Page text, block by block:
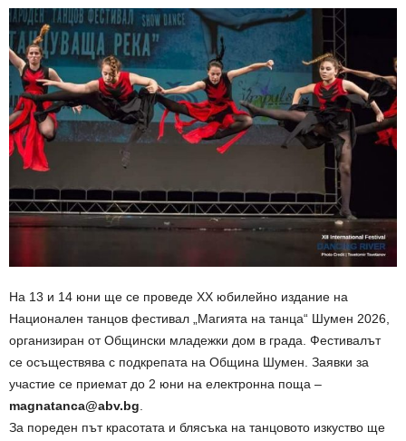
На 13 и 14 юни ще се проведе ХХ юбилейно издание на
Национален танцов фестивал „Магията на танца“ Шумен 2026,
организиран от Общински младежки дом в града. Фестивалът
се осъществява с подкрепата на Община Шумен. Заявки за
участие се приемат до 2 юни на електронна поща –
magnatanca@abv.bg.
За пореден път красотата и блясъка на танцовото изкуство ще